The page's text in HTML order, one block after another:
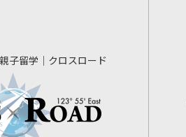
子留学｜クロスロード